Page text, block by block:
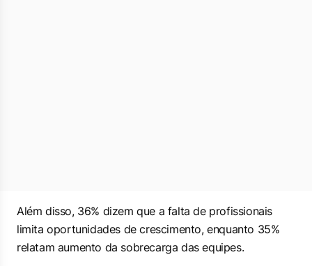
Além disso, 36% dizem que a falta de profissionais
limita oportunidades de crescimento, enquanto 35%
relatam aumento da sobrecarga das equipes.